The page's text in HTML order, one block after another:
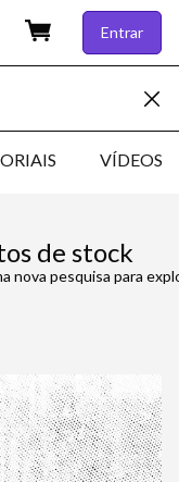
Entrar
VÍDEOS
de stock
nova pesquisa para